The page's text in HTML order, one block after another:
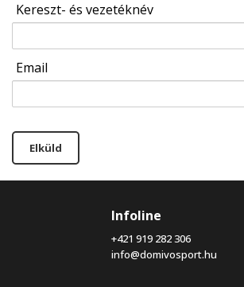
Kereszt- és vezetéknév
Email
Elküld
Infoline
+421 919 282 306
info@domivosport.hu